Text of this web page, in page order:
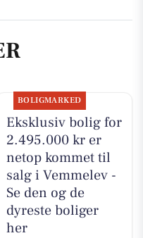
BOLIGMARKED
Eksklusiv bolig for
2.495.000 kr er
netop kommet til
salg i Vemmelev -
Se den og de
dyreste boliger
her